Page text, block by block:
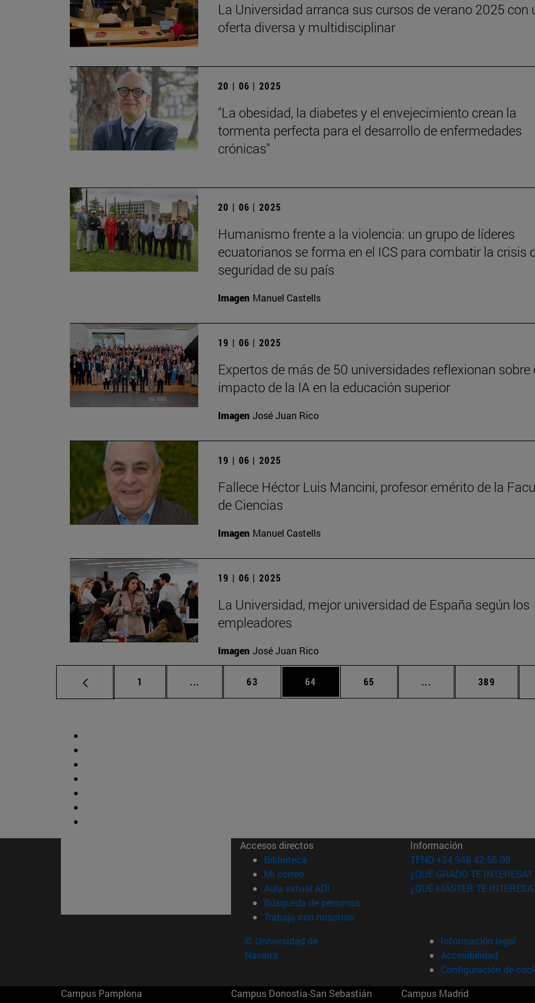
La Universidad arranca sus cursos de verano 2025 con
oferta diversa y multidisciplinar
20 | 06 | 2025
"La obesidad, la diabetes y el envejecimiento crean la
tormenta perfecta para el desarrollo de enfermedades
crónicas"
20 | 06 | 2025
Humanismo frente a la violencia: un grupo de líderes
ecuatorianos se forma en el ICS para combatir la crisis
seguridad de su país
Imagen Manuel Castells
19 | 06 | 2025
Expertos de más de 50 universidades reflexionan sobre
impacto de la IA en la educación superior
Imagen José Juan Rico
19 | 06 | 2025
Fallece Héctor Luis Mancini, profesor emérito de la
de Ciencias
Imagen Manuel Castells
19 | 06 | 2025
La Universidad, mejor universidad de España según los
empleadores
Imagen José Juan Rico
Página
1 ... Páginas intermedias Use TAB para desplazarse.
Página
63 Página
64 Página
65 ... Páginas intermedias
Página
389
Accesos directos
Biblioteca (abre en nueva ventana)
Mi correo(abre en nueva ventana)
Aula virtual ADI (abre en nueva ventana)
Búsqueda de personas(abre en nueva ventana)
Trabaja con nosotros(abre en nueva ventana)
Información
TFNO +34 948 42 56 00
¿QUÉ GRADO TE INTERESA?
¿QUÉ MÁSTER TE
© Universidad de
Navarra
Información legal
Accesibilidad
Configuración de
Campus Pamplona
Campus Donostia-San Sebastián
Campus Madrid